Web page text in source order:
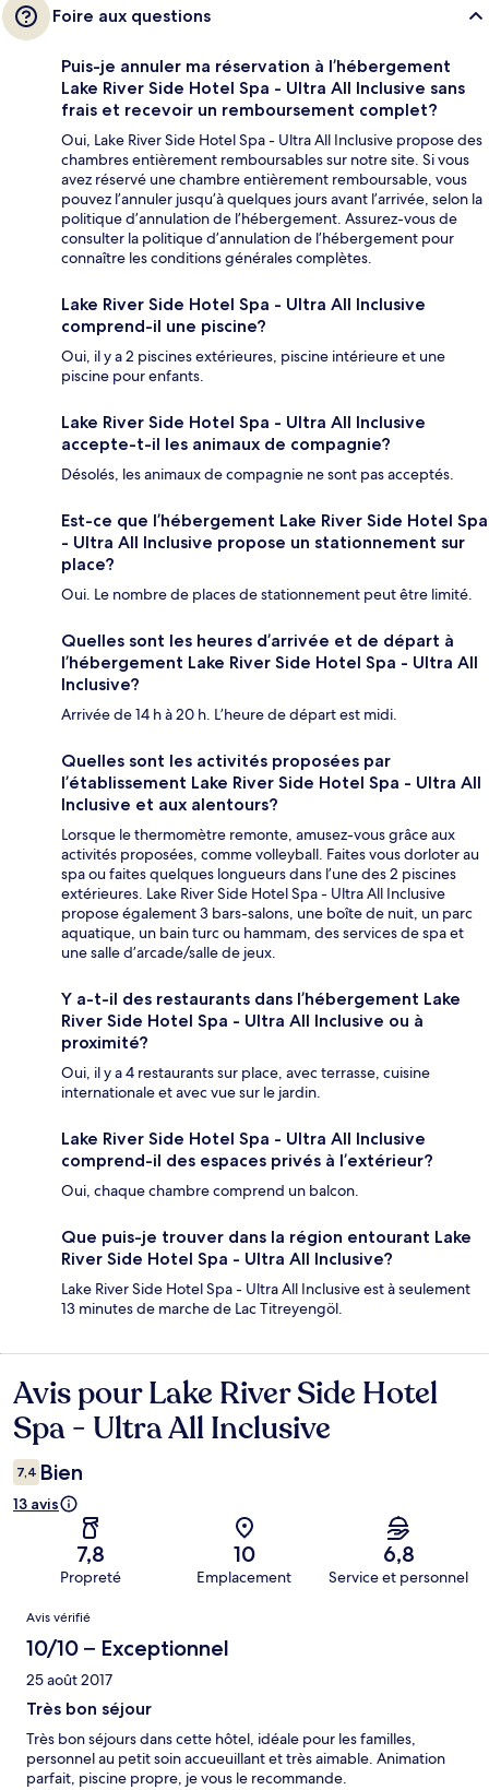
Foire aux questions
Puis-je annuler ma réservation à l’hébergement
Lake River Side Hotel Spa - Ultra All Inclusive sans
frais et recevoir un remboursement complet?
Oui, Lake River Side Hotel Spa - Ultra All Inclusive propose des
chambres entièrement remboursables sur notre site. Si vous
avez réservé une chambre entièrement remboursable, vous
pouvez l’annuler jusqu’à quelques jours avant l’arrivée, selon la
politique d’annulation de l’hébergement. Assurez-vous de
consulter la politique d’annulation de l’hébergement pour
connaître les conditions générales complètes.
Lake River Side Hotel Spa - Ultra All Inclusive
comprend-il une piscine?
Oui, il y a 2 piscines extérieures, piscine intérieure et une
piscine pour enfants.
Lake River Side Hotel Spa - Ultra All Inclusive
accepte-t-il les animaux de compagnie?
Désolés, les animaux de compagnie ne sont pas acceptés.
Est-ce que l’hébergement Lake River Side Hotel Spa
- Ultra All Inclusive propose un stationnement sur
place?
Oui. Le nombre de places de stationnement peut être limité.
Quelles sont les heures d’arrivée et de départ à
l’hébergement Lake River Side Hotel Spa - Ultra All
Inclusive?
Arrivée de 14 h à 20 h. L’heure de départ est midi.
Quelles sont les activités proposées par
l’établissement Lake River Side Hotel Spa - Ultra All
Inclusive et aux alentours?
Lorsque le thermomètre remonte, amusez-vous grâce aux
activités proposées, comme volleyball. Faites vous dorloter au
spa ou faites quelques longueurs dans l’une des 2 piscines
extérieures. Lake River Side Hotel Spa - Ultra All Inclusive
propose également 3 bars-salons, une boîte de nuit, un parc
aquatique, un bain turc ou hammam, des services de spa et
une salle d’arcade/salle de jeux.
Y a-t-il des restaurants dans l’hébergement Lake
River Side Hotel Spa - Ultra All Inclusive ou à
proximité?
Oui, il y a 4 restaurants sur place, avec terrasse, cuisine
internationale et avec vue sur le jardin.
Lake River Side Hotel Spa - Ultra All Inclusive
comprend-il des espaces privés à l’extérieur?
Oui, chaque chambre comprend un balcon.
Que puis-je trouver dans la région entourant Lake
River Side Hotel Spa - Ultra All Inclusive?
Lake River Side Hotel Spa - Ultra All Inclusive est à seulement
13 minutes de marche de Lac Titreyengöl.
Avis
Avis pour Lake River Side Hotel
Spa - Ultra All Inclusive
7,4 Bien
13 avis
7,8
Propreté
10
Emplacement
6,8
Service et personnel
Avis
Avis vérifié
10/10 – Exceptionnel
25 août 2017
Très bon séjour
Très bon séjours dans cette hôtel, idéale pour les familles,
personnel au petit soin accueuillant et très aimable. Animation
parfait, piscine propre, je vous le recommande.